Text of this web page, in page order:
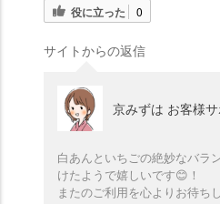
役に立った 0
サイトからの返信
京みずは お客様
白あんといちごの絶妙なバラ
けたようで嬉しいです😊！
またのご利用を心よりお待ち